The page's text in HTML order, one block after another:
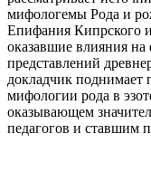
мифологемы Рода и
Епифания Кипрского
оказавшие влияния
представлений
докладчик поднимает
мифологии рода в
оказывающем
педагогов и ставшим